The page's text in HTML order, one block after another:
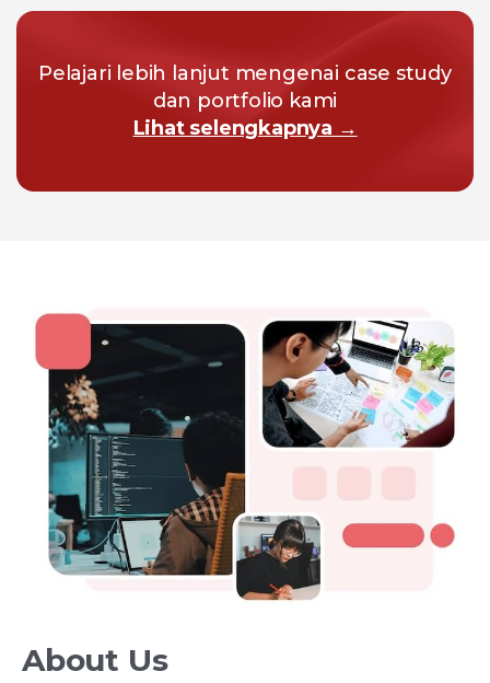
Pelajari lebih lanjut mengenai case study
dan portfolio kami
Lihat selengkapnya →
About Us